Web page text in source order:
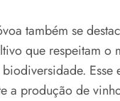
também se
que respeitam
Esse
a produção de